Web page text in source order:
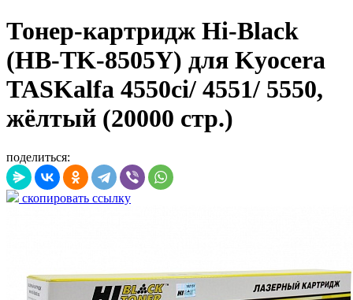
Тонер-картридж Hi-Black
(HB-TK-8505Y) для Kyocera
TASKalfa 4550ci/ 4551/ 5550,
жёлтый (20000 стр.)
поделиться:
скопировать ссылку